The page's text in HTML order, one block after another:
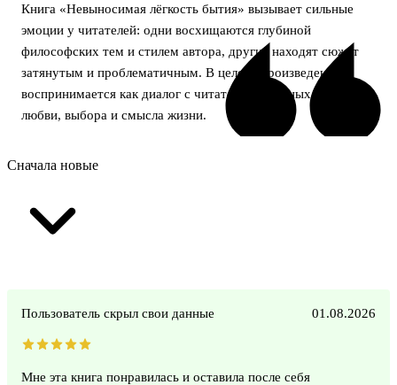
Книга «Невыносимая лёгкость бытия» вызывает сильные
эмоции у читателей: одни восхищаются глубиной
философских тем и стилем автора, другие находят сюжет
затянутым и проблематичным. В целом, произведение
воспринимается как диалог с читателем о вечных вопросах
любви, выбора и смысла жизни.
Сначала новые
Пользователь скрыл свои данные 01.08.2026
Мне эта книга понравилась и оставила после себя